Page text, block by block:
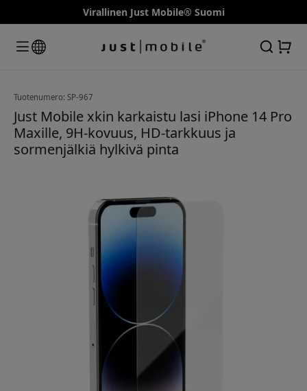
Virallinen Just Mobile® Suomi
Tuotenumero: SP-967
Just Mobile xkin karkaistu lasi iPhone 14 Pro
Maxille, 9H-kovuus, HD-tarkkuus ja
sormenjälkiä hylkivä pinta